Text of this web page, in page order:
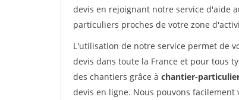
devis en rejoignant notre service d'aide
particuliers proches de votre zone
L'utilisation de notre service permet de
devis dans toute la France et pour tous
des chantiers grâce à chantier-
devis en ligne. Nous pouvons